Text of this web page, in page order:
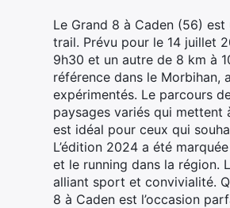
Le Grand 8 à Caden (56)
trail. Prévu pour le 14 juillet
9h30 et un autre de 8 km à
référence dans le Morbihan,
expérimentés. Le parcours
paysages variés qui mettent
est idéal pour ceux qui
L’édition 2024 a été
et le running dans la région.
alliant sport et convivialité.
8 à Caden est l’occasion